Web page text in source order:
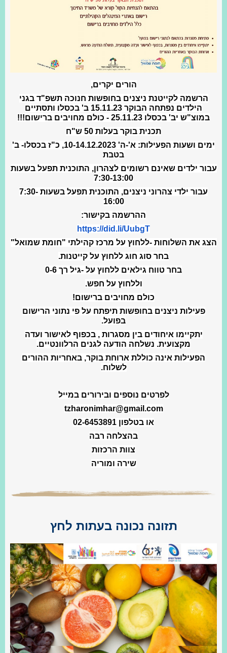
הורים יקרים,
הרשמה לקייטנת ניצנים בחופשות חנוכה תשפ"ד בגני
הילדים נפתחה הבוקר 15.11.23 ב' בכסלו ותסתיים
במוצ"ש יב' בכסלו 25.11.23 - כולם מחויבים ברישום!!!
תכנית בוקר בעלות 50 ש"ח
ימים ושעות הפעילות: א'-ה' 10-14.12.2023, כ"ז בכסלו- ב'
בטבת
עבור ילדים שאינם רשומים לצהרון, התוכנית תפעל בשעות
7:30-13:00
עבור ילדי צהרוני ניצנים, התוכנית תפעל בשעות 7:30-
16:00
ההרשמה בקישור:
https://did.li/UubgT
הצג את השלוחות -ללחוץ על מרכז קהילתי "חומת שמואל"
בחר סוג חוג ללחוץ על קייטנות.
בחר טווח גילאים ללחוץ על -גיל רך 0-6
וללחוץ על חפש.
כולם מחויבים ברישום!
פעילות ניצנים בחופשות תיפתח על פי נתוני הרישום
בפועל.
יתקיימו איחודים בין מסגרות , בכפוף לאישור ועדה
מקצועית. נשלחה הודעה לגנים הרלוונטיים.
הפעילות אינה כוללת ארוחת בוקר, באחריות ההורים
לשלוח.
לפרטים נוספים ובירורים במייל
tzharonimhar@gmail.com
או בטלפון 02-6453891
בהצלחה רבה
צוות הרכזות
שירה ומוריה
תזונה נכונה בעתות לחץ